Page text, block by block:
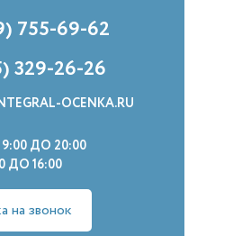
755-69-62
329-26-26
OCENKA.RU
ДО 20:00
ДО 16:00
на звонок